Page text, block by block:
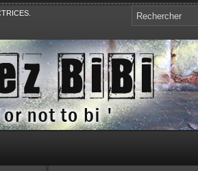
de presse et de blogs.